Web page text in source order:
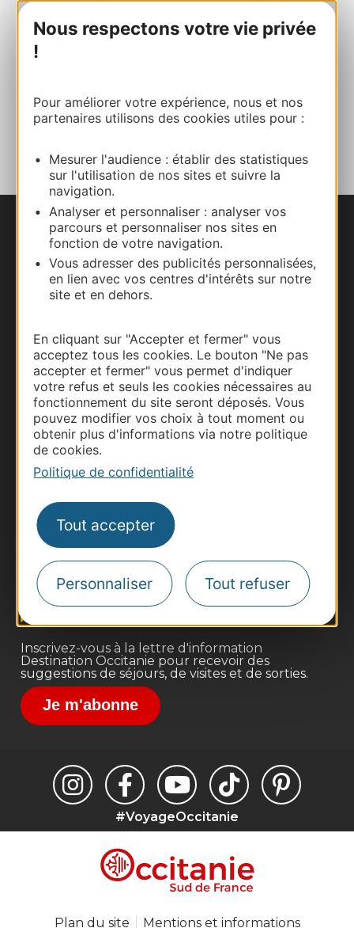
Nous respectons votre vie privée
!
Pour améliorer votre expérience, nous et nos
partenaires utilisons des cookies utiles pour :
Mesurer l'audience : établir des statistiques
sur l'utilisation de nos sites et suivre la
navigation.
Analyser et personnaliser : analyser vos
parcours et personnaliser nos sites en
fonction de votre navigation.
Vous adresser des publicités personnalisées,
en lien avec vos centres d'intérêts sur notre
site et en dehors.
En cliquant sur "Accepter et fermer" vous
acceptez tous les cookies. Le bouton "Ne pas
accepter et fermer" vous permet d'indiquer
votre refus et seuls les cookies nécessaires au
fonctionnement du site seront déposés. Vous
pouvez modifier vos choix à tout moment ou
obtenir plus d'informations via notre politique
de cookies.
Politique de confidentialité
Tout accepter
Personnaliser Tout refuser
Calculez votre itinéraire
AJOUTER
Nous contacter
Carte interactive
Thermalisme
Business/Mice
Pros d'Occitanie
Site presse et d'influence
Voyagistes
Inscrivez-vous à la lettre d'information
Destination Occitanie pour recevoir des
suggestions de séjours, de visites et de sorties.
Je m'abonne
#VoyageOccitanie
Plan du site Mentions et informations